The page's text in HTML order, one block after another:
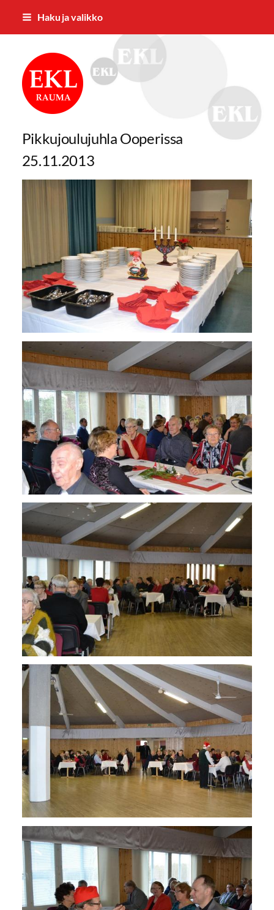
Siirry
Haku ja valikko
Rauman Eläkkeensaajat ry
Pikkujoulujuhla Ooperissa
25.11.2013